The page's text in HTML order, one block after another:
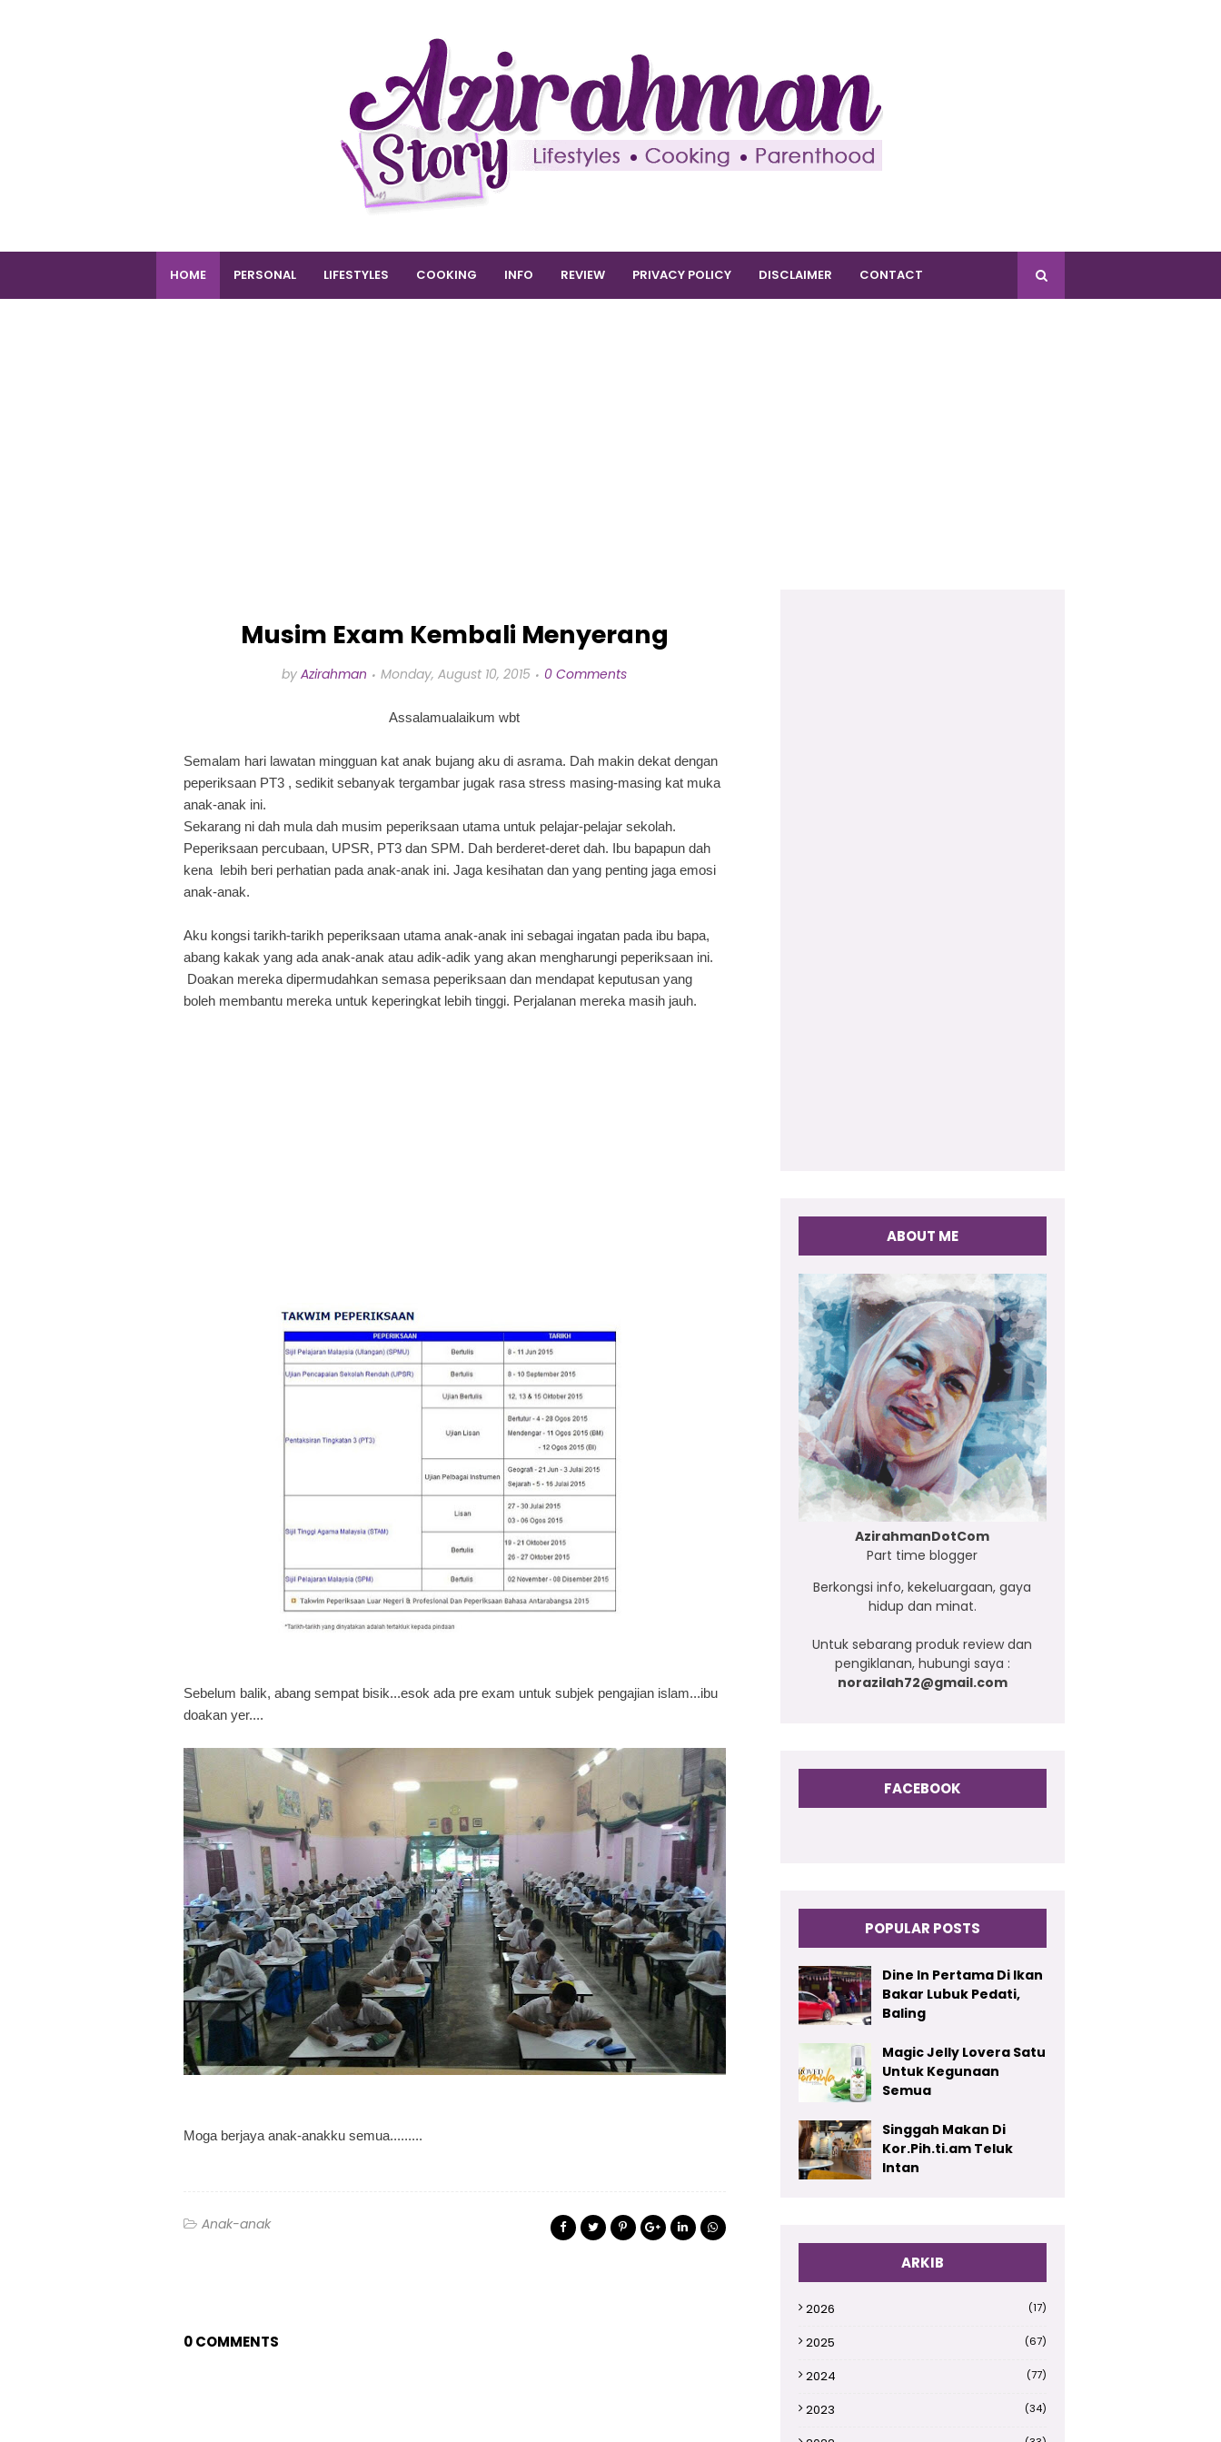
HOME PERSONAL LIFESTYLES COOKING INFO REVIEW PRIVACY POLICY DISCLAIMER CONTACT
Musim Exam Kembali Menyerang
by Azirahman Monday, August 10, 2015 0 Comments
Assalamualaikum wbt
Semalam hari lawatan mingguan kat anak bujang aku di asrama. Dah makin dekat dengan
peperiksaan PT3 , sedikit sebanyak tergambar jugak rasa stress masing-masing kat muka
anak-anak ini.
Sekarang ni dah mula dah musim peperiksaan utama untuk pelajar-pelajar sekolah.
Peperiksaan percubaan, UPSR, PT3 dan SPM. Dah berderet-deret dah. Ibu bapapun dah
kena lebih beri perhatian pada anak-anak ini. Jaga kesihatan dan yang penting jaga emosi
anak-anak.
Aku kongsi tarikh-tarikh peperiksaan utama anak-anak ini sebagai ingatan pada ibu bapa,
abang kakak yang ada anak-anak atau adik-adik yang akan mengharungi peperiksaan ini.
Doakan mereka dipermudahkan semasa peperiksaan dan mendapat keputusan yang
boleh membantu mereka untuk keperingkat lebih tinggi. Perjalanan mereka masih jauh.
Sebelum balik, abang sempat bisik...esok ada pre exam untuk subjek pengajian islam...ibu
doakan yer....
Moga berjaya anak-anakku semua.........
Anak-anak
0 COMMENTS
ABOUT ME
AzirahmanDotCom
Part time blogger
Berkongsi info, kekeluargaan, gaya
hidup dan minat.
Untuk sebarang produk review dan
pengiklanan, hubungi saya :
norazilah72@gmail.com
FACEBOOK
POPULAR POSTS
Dine In Pertama Di Ikan
Bakar Lubuk Pedati,
Baling
Magic Jelly Lovera Satu
Untuk Kegunaan
Semua
Singgah Makan Di
Kor.Pih.ti.am Teluk
Intan
ARKIB
2026 (17)
2025 (67)
2024 (77)
2023 (34)